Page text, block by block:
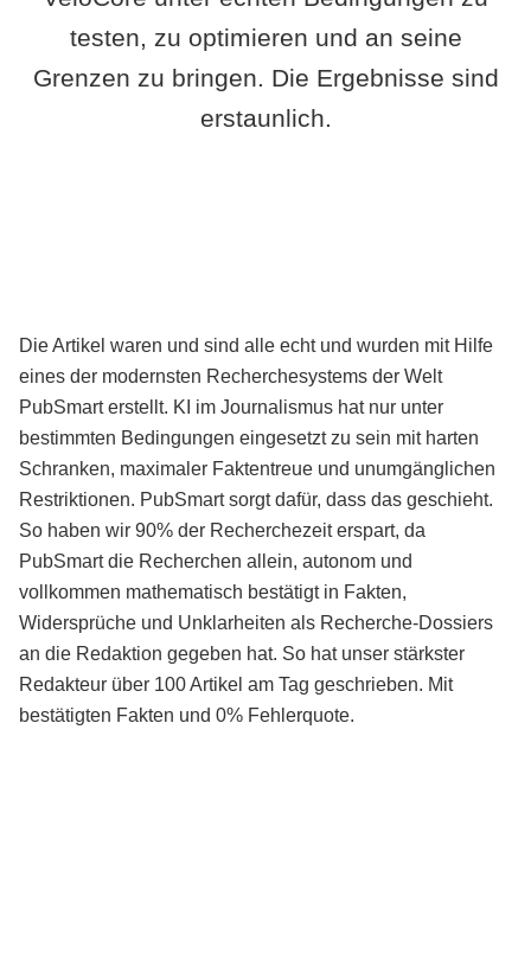
testen, zu optimieren und an seine
Grenzen zu bringen. Die Ergebnisse sind
erstaunlich.
Die Artikel waren und sind alle echt und wurden mit Hilfe
eines der modernsten Recherchesystems der Welt
PubSmart erstellt. KI im Journalismus hat nur unter
bestimmten Bedingungen eingesetzt zu sein mit harten
Schranken, maximaler Faktentreue und unumgänglichen
Restriktionen. PubSmart sorgt dafür, dass das geschieht.
So haben wir 90% der Recherchezeit erspart, da
PubSmart die Recherchen allein, autonom und
vollkommen mathematisch bestätigt in Fakten,
Widersprüche und Unklarheiten als Recherche-Dossiers
an die Redaktion gegeben hat. So hat unser stärkster
Redakteur über 100 Artikel am Tag geschrieben. Mit
bestätigten Fakten und 0% Fehlerquote.